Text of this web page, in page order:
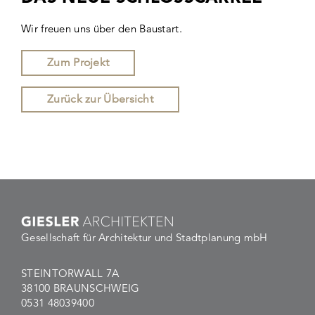
Wir freuen uns über den Baustart.
Zum Projekt
Zurück zur Übersicht
Gesellschaft für Architektur und Stadtplanung mbH
STEINTORWALL 7A
38100 BRAUNSCHWEIG
0531 48039400